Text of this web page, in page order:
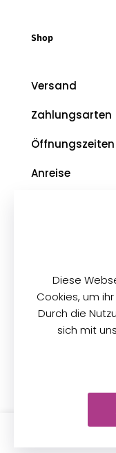
Shop
Versand
Zahlungsarten
Öffnungszeiten
Anreise
Datenschutz
© 2026
Diese
Cookies, um
Durch die
sich mit